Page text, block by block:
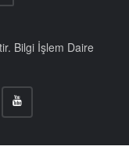
Bilgi İşlem Daire